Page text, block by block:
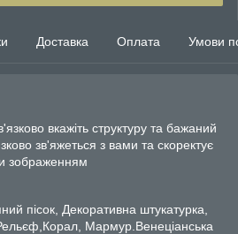
Доставка Оплата Умови
вкажіть структуру та бажаний
зв'яжеться з вами та скоректує
зображенням
пісок, Декоративна штукатурка,
Мармур.Венеціанська